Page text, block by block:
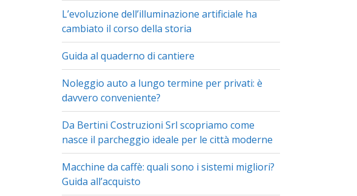
L’evoluzione dell’illuminazione artificiale ha
cambiato il corso della storia
Guida al quaderno di cantiere
Noleggio auto a lungo termine per privati: è
davvero conveniente?
Da Bertini Costruzioni Srl scopriamo come
nasce il parcheggio ideale per le città moderne
Macchine da caffè: quali sono i sistemi migliori?
Guida all’acquisto